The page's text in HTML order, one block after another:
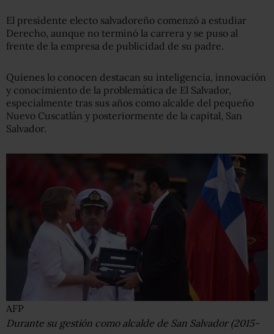
El presidente electo salvadoreño comenzó a estudiar
Derecho, aunque no terminó la carrera y se puso al
frente de la empresa de publicidad de su padre.
Quienes lo conocen destacan su inteligencia, innovación
y conocimiento de la problemática de El Salvador,
especialmente tras sus años como alcalde del pequeño
Nuevo Cuscatlán y posteriormente de la capital, San
Salvador.
AFP
Durante su gestión como alcalde de San Salvador (2015-